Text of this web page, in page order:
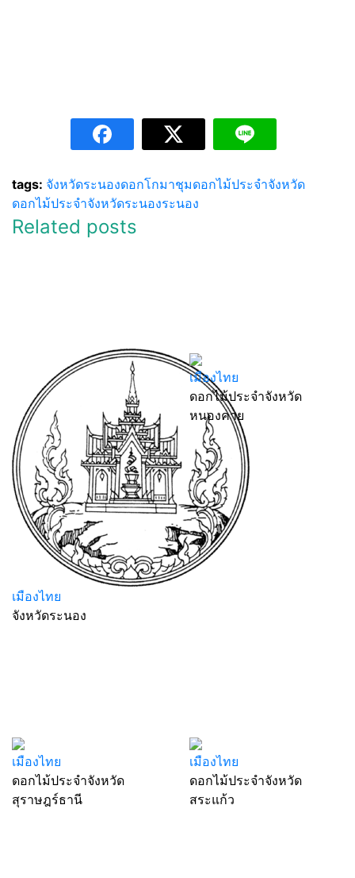
tags: จังหวัดระนองดอกโกมาชุมดอกไม้ประจำจังหวัด
ดอกไม้ประจำจังหวัดระนองระนอง
Related posts
เมืองไทย
จังหวัดระนอง
เมืองไทย
ดอกไม้ประจำจังหวัด
หนองคาย
เมืองไทย
ดอกไม้ประจำจังหวัด
สุราษฎร์ธานี
เมืองไทย
ดอกไม้ประจำจังหวัด
สระแก้ว